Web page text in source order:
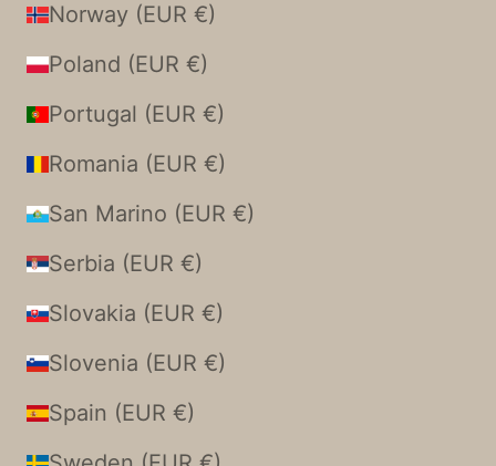
Norway (EUR €)
Poland (EUR €)
Portugal (EUR €)
Romania (EUR €)
San Marino (EUR €)
Serbia (EUR €)
Slovakia (EUR €)
Slovenia (EUR €)
Spain (EUR €)